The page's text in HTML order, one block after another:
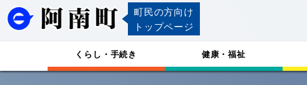
町民の方向け
トップページ
くらし・手続き 健康・福祉